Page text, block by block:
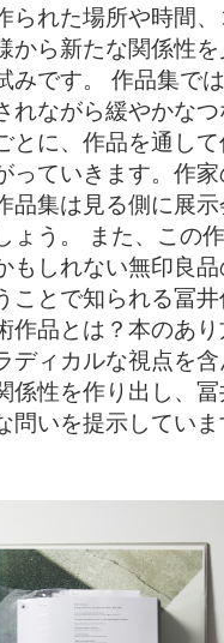
られた場所や時間
から新たな関係性
みです。 作品集で
れながら緩やかな
とに、作品を通し
っていきます。作
品集は見る側に展
ょう。 また、この
もしれない無印良
ことで知られる冨
作品とは？本のあ
ディカルな視点を
係性を作り出し、
問いを提示してい